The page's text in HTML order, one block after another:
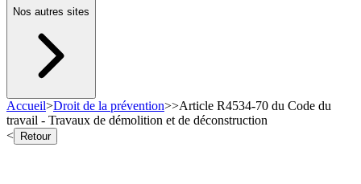
Nos autres sites
Accueil>Droit de la prévention>>Article R4534-70 du Code du
travail - Travaux de démolition et de déconstruction
<
Retour